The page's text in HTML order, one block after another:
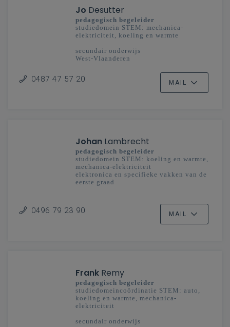
Jo Desutter
pedagogisch begeleider
studiedomein STEM: mechanica-
elektriciteit, koeling en warmte
secundair onderwijs
West-Vlaanderen
0487 47 57 20 MAIL
Johan Lambrecht
pedagogisch begeleider
studiedomein STEM: koeling en warmte,
mechanica-elektriciteit
elektronica en specifieke vakken van de
eerste graad
0496 79 23 90 MAIL
Frank Remy
pedagogisch begeleider
studiedomeincoördinatie STEM: auto,
koeling en warmte, mechanica-
elektriciteit
secundair onderwijs